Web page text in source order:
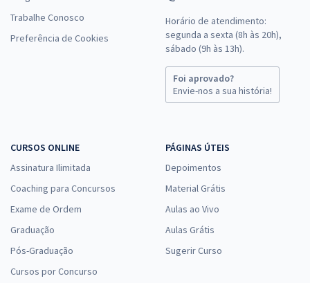
Trabalhe Conosco
Preferência de Cookies
Horário de atendimento:
segunda a sexta (8h às 20h),
sábado (9h às 13h).
Foi aprovado?
Envie-nos a sua história!
CURSOS ONLINE
Assinatura Ilimitada
Coaching para Concursos
Exame de Ordem
Graduação
Pós-Graduação
Cursos por Concurso
PÁGINAS ÚTEIS
Depoimentos
Material Grátis
Aulas ao Vivo
Aulas Grátis
Sugerir Curso